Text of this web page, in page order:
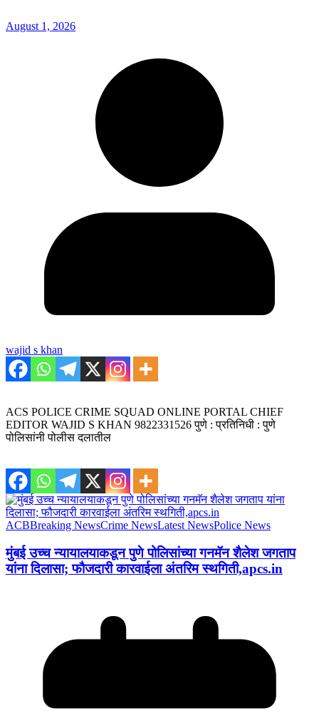
August 1, 2026
wajid s khan
ACS POLICE CRIME SQUAD ONLINE PORTAL CHIEF
EDITOR WAJID S KHAN 9822331526 पुणे : प्रतिनिधी : पुणे
पोलिसांनी पोलीस दलातील
ACBBreaking NewsCrime NewsLatest NewsPolice News
मुंबई उच्च न्यायालयाकडून पुणे पोलिसांच्या गनमॅन शैलेश जगताप
यांना दिलासा; फौजदारी कारवाईला अंतरिम स्थगिती,apcs.in